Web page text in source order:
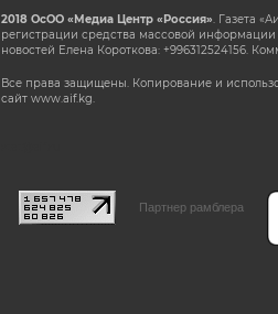
2018 ОсОО «Медиа Центр «Россия». Газета
регистрации средства массовой
новостей Елена Короткова: +996312524156.
Все права защищены. Копирование и
сайт www.aif.kg.
Партнер рамблера